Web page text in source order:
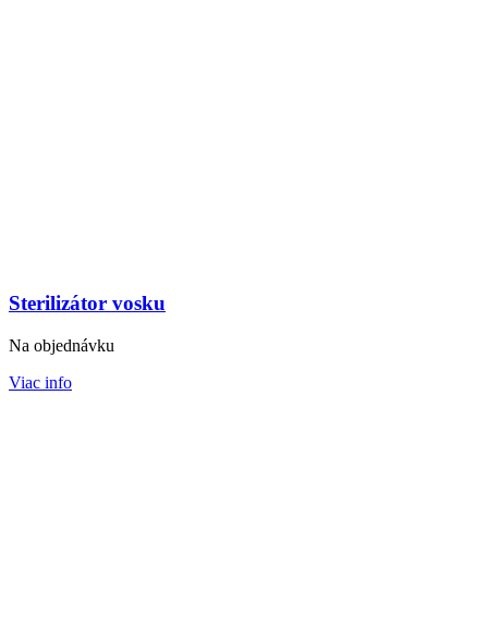
Sterilizátor vosku
Na objednávku
Viac info